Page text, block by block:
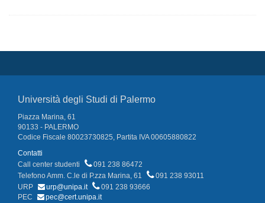
Università degli Studi di Palermo
Piazza Marina, 61
90133 - PALERMO
Codice Fiscale 80023730825, Partita IVA 00605880822
Contatti
Call center studenti
091 238 86472
Telefono Amm. C.le di P.zza Marina, 61
091 238 93011
URP
urp@unipa.it
091 238 93666
PEC
pec@cert.unipa.it